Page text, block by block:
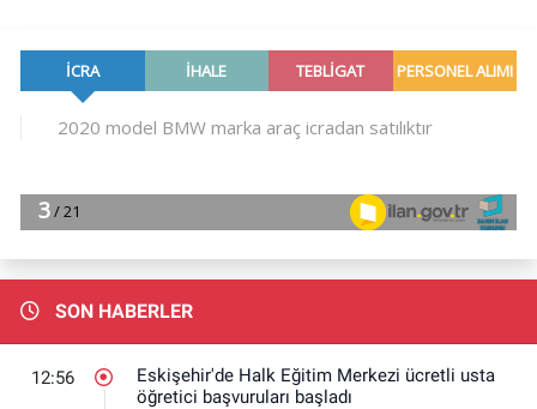
SON HABERLER
12:56
Eskişehir'de Halk Eğitim Merkezi ücretli usta
öğretici başvuruları başladı